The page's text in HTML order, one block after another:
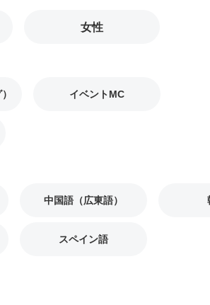
女性
イベントMC
中国語（広東語）
スペイン語